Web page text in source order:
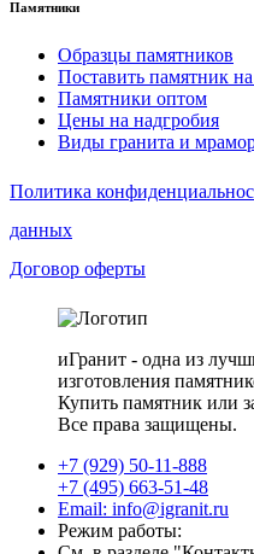
Памятники
Образцы памятников
Поставить памятник
Памятники оптом
Цены на надгробия
Виды гранита и
Политика
данных
Договор оферты
иГранит - одна из
изготовления
Купить памятник или
Все права защищены.
+7 (929) 50-11-888
+7 (495) 663-51-48
Email: info@igranit.ru
Режим работы: